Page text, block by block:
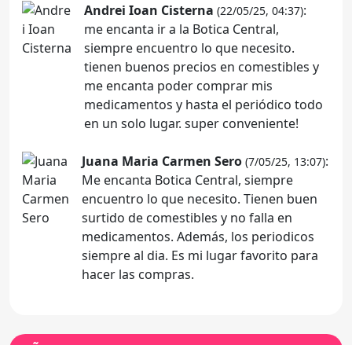
Andrei Ioan Cisterna (22/05/25, 04:37):
me encanta ir a la Botica Central,
siempre encuentro lo que necesito.
tienen buenos precios en comestibles y
me encanta poder comprar mis
medicamentos y hasta el periódico todo
en un solo lugar. super conveniente!
Juana Maria Carmen Sero (7/05/25, 13:07):
Me encanta Botica Central, siempre
encuentro lo que necesito. Tienen buen
surtido de comestibles y no falla en
medicamentos. Además, los periodicos
siempre al dia. Es mi lugar favorito para
hacer las compras.